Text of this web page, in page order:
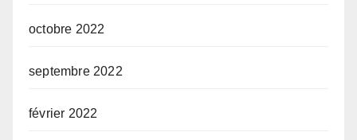
octobre 2022
septembre 2022
février 2022